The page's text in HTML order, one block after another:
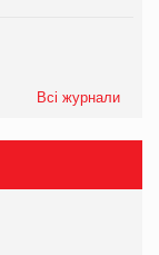
Всі журнали